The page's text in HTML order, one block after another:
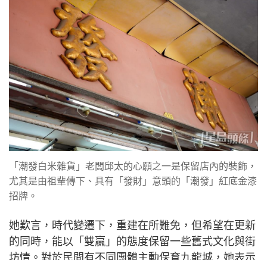
「潮發白米雜貨」老闆邱太的心願之一是保留店內的裝飾，
尤其是由祖輩傳下、具有「發財」意頭的「潮發」紅底金漆
招牌。
她歎言，時代變遷下，重建在所難免，但希望在更新
的同時，能以「雙贏」的態度保留一些舊式文化與街
坊情。對於民間有不同團體主動保育九龍城，她表示